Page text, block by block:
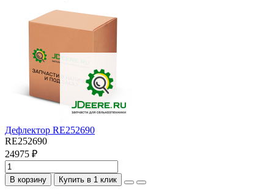
Дефлектор RE252690
RE252690
24975 ₽
В корзину Купить в 1 клик